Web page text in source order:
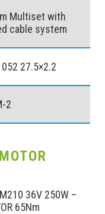
Multiset with
cable system
27.5×2.2
2
36V 250W –
65Nm